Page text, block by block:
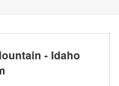
- Idaho